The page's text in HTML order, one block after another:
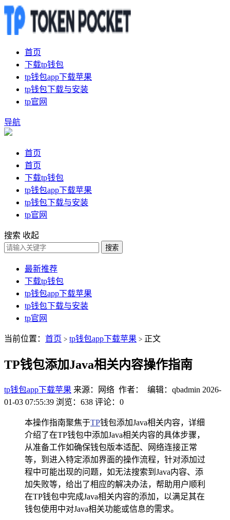
首页
下载tp钱包
tp钱包app下载苹果
tp钱包下载与安装
tp官网
导航
首页
首页
下载tp钱包
tp钱包app下载苹果
tp钱包下载与安装
tp官网
搜索 收起
搜索
最新推荐
下载tp钱包
tp钱包app下载苹果
tp钱包下载与安装
tp官网
当前位置： 首页 > tp钱包app下载苹果 > 正文
TP钱包添加Java相关内容操作指南
tp钱包app下载苹果 来源：网络 作者： 编辑：qbadmin 2026-
01-03 07:55:39 浏览：638 评论：0
本操作指南聚焦于TP钱包添加Java相关内容，详细
介绍了在TP钱包中添加Java相关内容的具体步骤，
从准备工作如确保钱包版本适配、网络连接正常
等，到进入特定添加界面的操作流程，针对添加过
程中可能出现的问题，如无法搜索到Java内容、添
加失败等，给出了相应的解决办法，帮助用户顺利
在TP钱包中完成Java相关内容的添加，以满足其在
钱包使用中对Java相关功能或信息的需求。